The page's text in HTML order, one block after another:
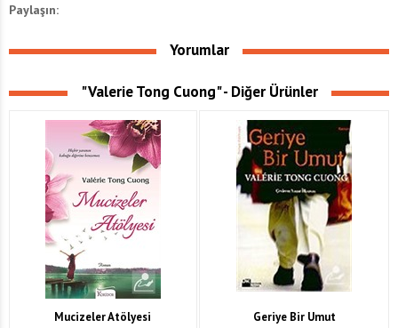
Paylaşın:
Yorumlar
"Valerie Tong Cuong" - Diğer Ürünler
Mucizeler Atölyesi Geriye Bir Umut